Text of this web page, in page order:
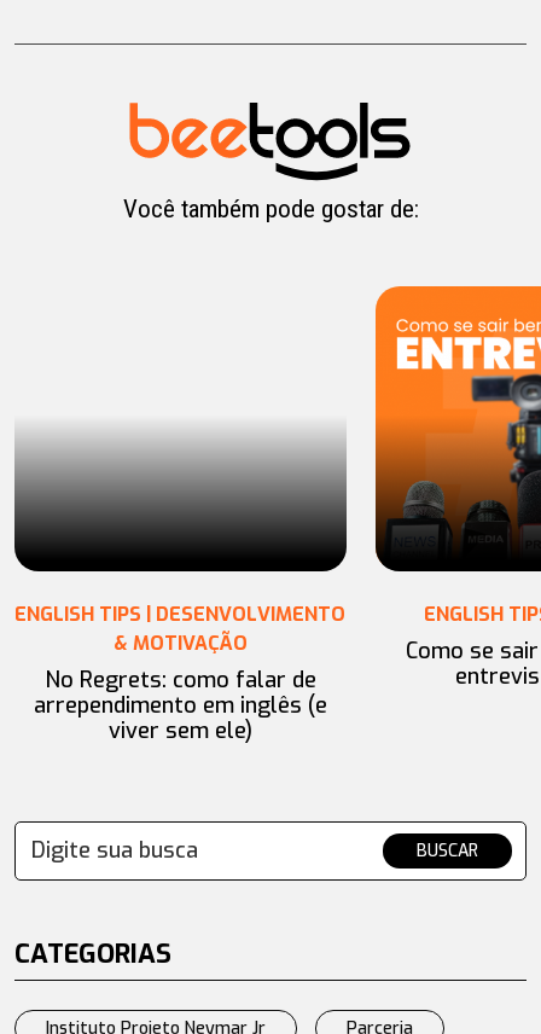
Você também pode gostar de:
ENGLISH TIPS | DESENVOLVIMENTO
& MOTIVAÇÃO
No Regrets: como falar de
arrependimento em inglês (e
viver sem ele)
ENGLISH
Como se
BUSCAR
CATEGORIAS
Instituto Projeto Neymar Jr Parceria